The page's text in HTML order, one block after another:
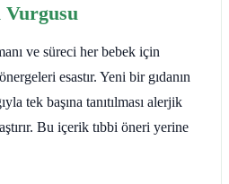
ve süreci her bebek için
esastır. Yeni bir gıdanın
tek başına tanıtılması alerjik
Bu içerik tıbbi öneri yerine